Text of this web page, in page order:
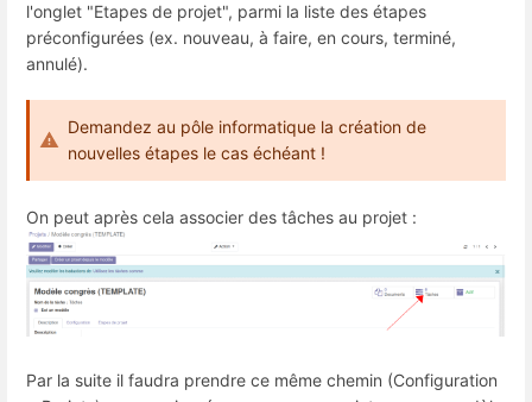
l'onglet "Etapes de projet", parmi la liste des étapes
préconfigurées (ex. nouveau, à faire, en cours, terminé,
annulé).
Demandez au pôle informatique la création de
nouvelles étapes le cas échéant !
On peut après cela associer des tâches au projet :
Par la suite il faudra prendre ce même chemin (Configuration